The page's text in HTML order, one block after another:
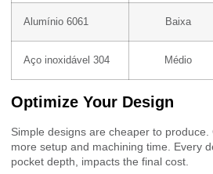
Alumínio 6061 Baixa
Aço inoxidável 304 Médio
Optimize Your Design
Simple designs are cheaper to
more setup and machining time. Every
pocket depth, impacts the final cost.